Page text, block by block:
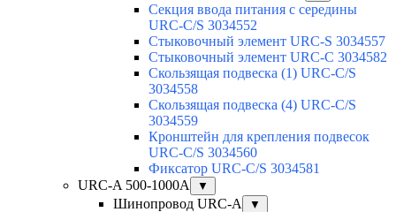
Секция ввода питания с середины
URC-C/S 3034552
Стыковочный элемент URC-S 3034557
Стыковочный элемент URC-C 3034582
Скользящая подвеска (1) URC-C/S
3034558
Скользящая подвеска (4) URC-C/S
3034559
Кронштейн для крепления подвесок
URC-C/S 3034560
Фиксатор URC-C/S 3034581
URC-A 500-1000А
▼
Шинопровод URC-A ▼